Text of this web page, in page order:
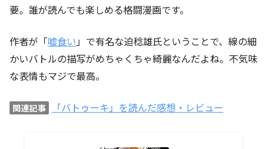
要。誰が読んでも楽しめる格闘漫画です。
作者が「嘘食い」で有名な迫稔雄氏ということで、線の細
かいバトルの描写がめちゃくちゃ綺麗なんだよね。不気味
な表情もマジで最高。
関連記事 「バトゥーキ」を読んだ感想・レビュー